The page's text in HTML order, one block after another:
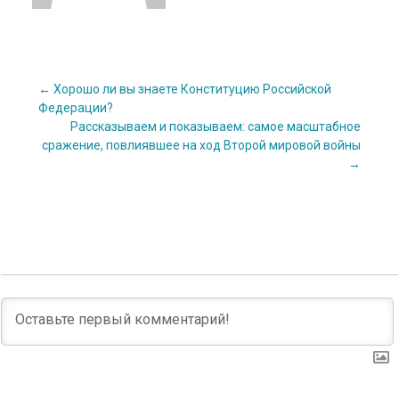
Post
navigation
← Хорошо ли вы знаете Конституцию Российской
Федерации?
Рассказываем и показываем: самое масштабное
сражение, повлиявшее на ход Второй мировой войны
→